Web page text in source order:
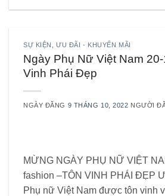
SỰ KIỆN ,ƯU ĐÃI - KHUYẾN MÃI
Ngày Phụ Nữ Việt Nam
Vinh Phái Đẹp
NGÀY ĐĂNG 9 THÁNG 10, 2022 NGƯỜI
MỪNG NGÀY PHỤ NỮ VIỆT
fashion –TÔN VINH PHÁI ĐẸP
Phụ nữ Việt Nam được tôn vinh